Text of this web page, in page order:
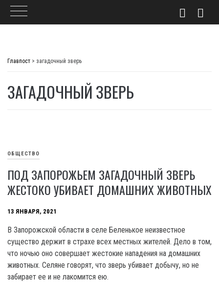
Главпост > загадочный зверь
ЗАГАДОЧНЫЙ ЗВЕРЬ
ОБЩЕСТВО
ПОД ЗАПОРОЖЬЕМ ЗАГАДОЧНЫЙ ЗВЕРЬ
ЖЕСТОКО УБИВАЕТ ДОМАШНИХ ЖИВОТНЫХ
13 ЯНВАРЯ, 2021
В Запорожской области в селе Беленькое неизвестное
существо держит в страхе всех местных жителей. Дело в том,
что ночью оно совершает жестокие нападения на домашних
животных. Селяне говорят, что зверь убивает добычу, но не
забирает ее и не лакомится ею.